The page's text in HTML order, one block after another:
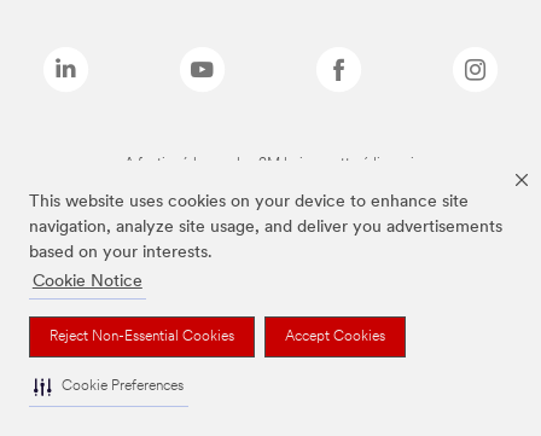
This website uses cookies on your device to enhance site
navigation, analyze site usage, and deliver you advertisements
based on your interests.
Cookie Notice
Reject Non-Essential Cookies Accept Cookies
Cookie Preferences
A fenti márkanevek a 3M bejegyzett védjegyei.